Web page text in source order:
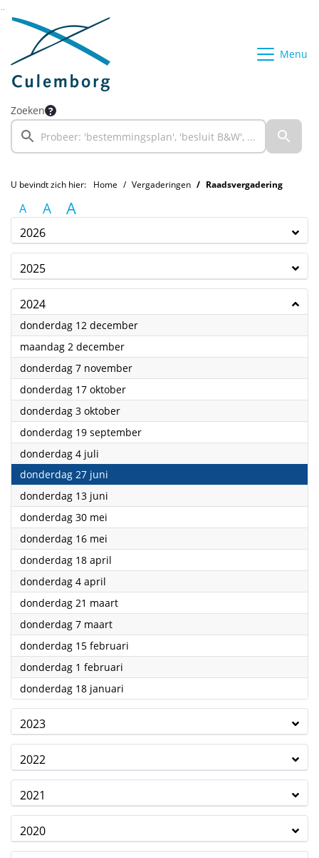
Ga naar de inhoud van deze pagina
Ga naar het zoeken
Ga naar het menu
Menu
Zoeken
U bevindt zich hier: Home Vergaderingen Raadsvergadering
A A A
2026
2025
2024
donderdag 12 december2024
maandag 2 december2024
donderdag 7 november2024
donderdag 17 oktober2024
donderdag 3 oktober2024
donderdag 19 september2024
donderdag 4 juli
donderdag 27 juni
donderdag 13 juni
donderdag 30 mei
donderdag 16 mei
donderdag 18 april
donderdag 4 april
donderdag 21 maart2024
donderdag 7 maart2024
donderdag 15 februari
donderdag 1 februari
donderdag 18 januari
2023
2022
2021
2020